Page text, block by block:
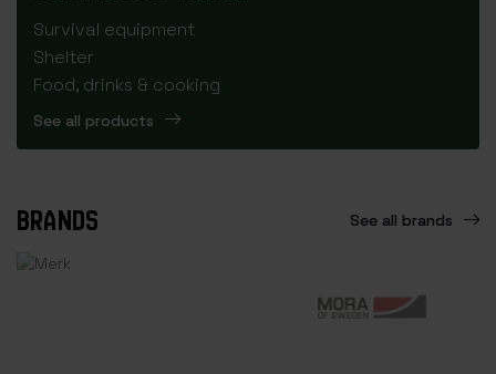
Survival equipment
Shelter
Food, drinks & cooking
See all products
BRANDS See all brands